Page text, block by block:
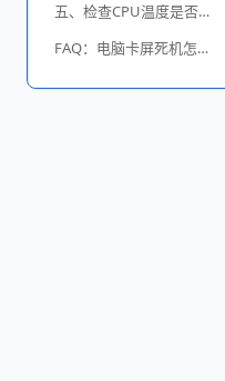
五、检查CPU温度是否过高
FAQ：电脑卡屏死机怎么办？